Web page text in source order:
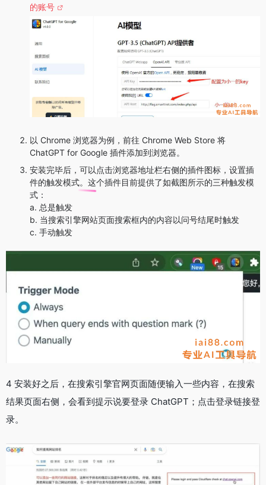
的账号
以 Chrome 浏览器为例，前往 Chrome Web Store 将
ChatGPT for Google 插件添加到浏览器。
安装完毕后，可以点击浏览器地址栏右侧的插件图标，设置插
件的触发模式。这个插件目前提供了如截图所示的三种触发模
式：
a. 总是触发
b. 当搜索引擎网站页面搜索框内的内容以问号结尾时触发
c. 手动触发
4 安装好之后，在搜索引擎官网页面随便输入一些内容，在搜索
结果页面右侧，会看到提示说要登录 ChatGPT；点击登录链接登
录。